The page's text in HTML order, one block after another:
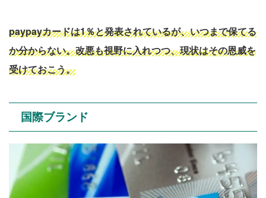
paypayカードは1％と発表されているが、いつまで保てる
か分からない。改悪も視野に入れつつ、現状はその恩威を
受けておこう。
国際ブランド